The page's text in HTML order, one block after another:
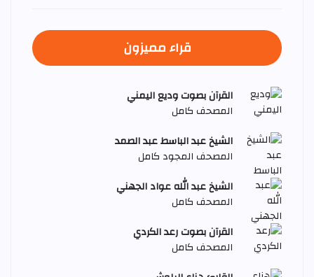
قراء مميزون
القرآن بصوت وديع اليمني
المصحف كامل
الشيخ عبد الباسط عبد الصمد
المصحف المجود كامل
الشيخ عبد الله عواد الجهني
المصحف كامل
القرآن بصوت رعد الكردي
المصحف كامل